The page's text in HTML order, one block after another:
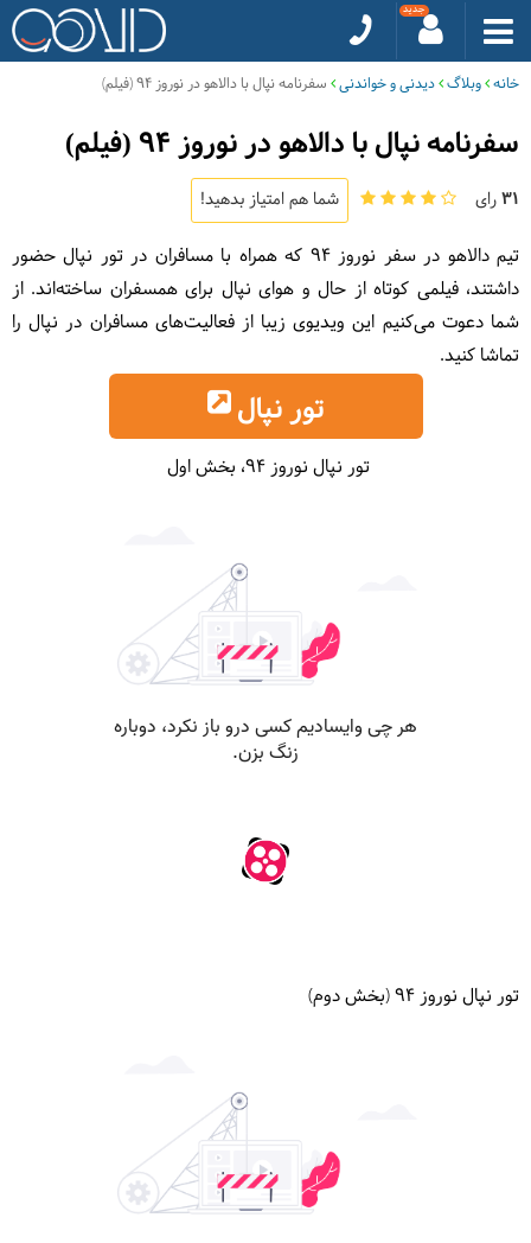
خانه وبلاگ دیدنی و خواندنی سفرنامه نپال با دالاهو در نوروز 94 (فیلم)
سفرنامه نپال با دالاهو در نوروز 94 (فیلم)
31رای شما هم امتیاز بدهید!
تیم دالاهو در سفر نوروز 94 که همراه با مسافران در تور نپال حضور
داشتند، فیلمی کوتاه از حال و هوای نپال برای‌ همسفران ساخته‌اند. از
شما دعوت می‌کنیم این ویدیوی زیبا از فعالیت‌های مسافران در نپال را
تماشا کنید.
تور نپال
تور نپال نوروز 94، بخش اول
تور نپال نوروز ۹۴ (بخش دوم)